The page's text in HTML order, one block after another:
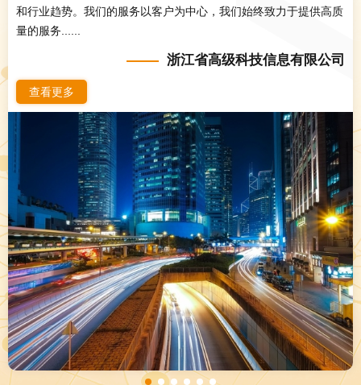
和行业趋势。我们的服务以客户为中心，我们始终致力于提供高质
量的服务......
浙江省高级科技信息有限公司
查看更多